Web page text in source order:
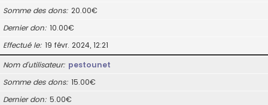
Somme des dons 20.00€
Dernier don 10.00€
Effectué le 19 févr. 2024, 12:21
Nom d’utilisateur pestounet
Somme des dons 15.00€
Dernier don 5.00€